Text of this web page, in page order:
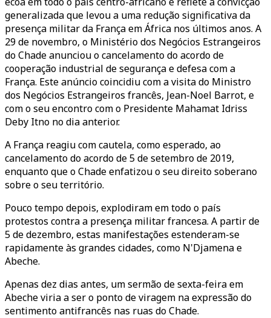
generalizada que levou a uma redução significativa da
presença militar da França em África nos últimos anos. A
29 de novembro, o Ministério dos Negócios Estrangeiros
do Chade anunciou o cancelamento do acordo de
cooperação industrial de segurança e defesa com a
França. Este anúncio coincidiu com a visita do Ministro
dos Negócios Estrangeiros francês, Jean-Noel Barrot, e
com o seu encontro com o Presidente Mahamat Idriss
Deby Itno no dia anterior.
A França reagiu com cautela, como esperado, ao
cancelamento do acordo de 5 de setembro de 2019,
enquanto que o Chade enfatizou o seu direito soberano
sobre o seu território.
Pouco tempo depois, explodiram em todo o país
protestos contra a presença militar francesa. A partir de
5 de dezembro, estas manifestações estenderam-se
rapidamente às grandes cidades, como N'Djamena e
Abeche.
Apenas dez dias antes, um sermão de sexta-feira em
Abeche viria a ser o ponto de viragem na expressão do
sentimento antifrancês nas ruas do Chade.